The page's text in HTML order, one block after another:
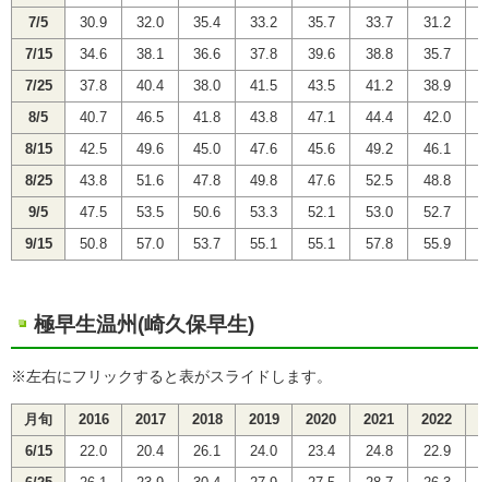
7/5 30.9 32.0 35.4 33.2 35.7 33.7 31.2
7/15 34.6 38.1 36.6 37.8 39.6 38.8 35.7
7/25 37.8 40.4 38.0 41.5 43.5 41.2 38.9
8/5 40.7 46.5 41.8 43.8 47.1 44.4 42.0
8/15 42.5 49.6 45.0 47.6 45.6 49.2 46.1
8/25 43.8 51.6 47.8 49.8 47.6 52.5 48.8
9/5 47.5 53.5 50.6 53.3 52.1 53.0 52.7
9/15 50.8 57.0 53.7 55.1 55.1 57.8 55.9
極早生温州(崎久保早生)
※左右にフリックすると表がスライドします。
月旬 2016 2017 2018 2019 2020 2021 2022
6/15 22.0 20.4 26.1 24.0 23.4 24.8 22.9